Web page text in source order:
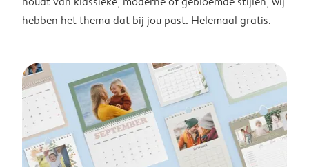
hebben het thema dat bij jou past. Helemaal gratis.